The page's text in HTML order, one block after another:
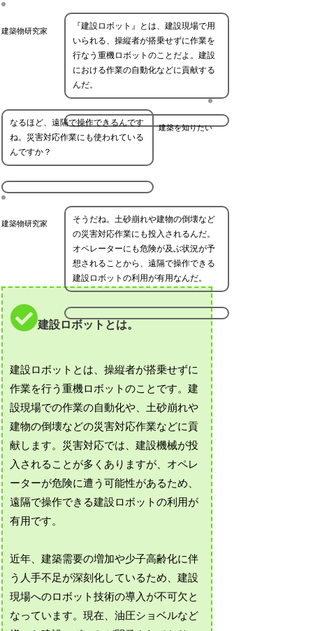
建築物研究家
『建設ロボット』とは、建設現場で用
いられる、操縦者が搭乗せずに作業を
行なう重機ロボットのことだよ。建設
における作業の自動化などに貢献する
んだ。
建築を知りたい
なるほど、遠隔で操作できるんです
ね。災害対応作業にも使われている
んですか？
建築物研究家
そうだね。土砂崩れや建物の倒壊など
の災害対応作業にも投入されるんだ。
オペレーターにも危険が及ぶ状況が予
想されることから、遠隔で操作できる
建設ロボットの利用が有用なんだ。
建設ロボットとは。
建設ロボットとは、操縦者が搭乗せずに
作業を行う重機ロボットのことです。建
設現場での作業の自動化や、土砂崩れや
建物の倒壊などの災害対応作業などに貢
献します。災害対応では、建設機械が投
入されることが多くありますが、オペレ
ーターが危険に遭う可能性があるため、
遠隔で操作できる建設ロボットの利用が
有用です。
近年、建築需要の増加や少子高齢化に伴
う人手不足が深刻化しているため、建設
現場へのロボット技術の導入が不可欠と
なっています。現在、油圧ショベルなど